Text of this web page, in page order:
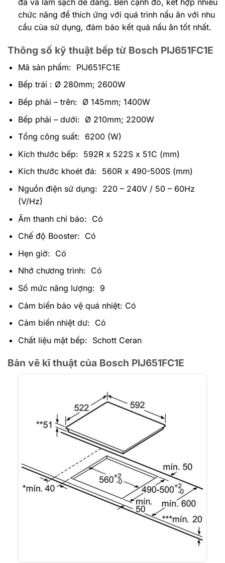
đa và làm sạch dễ dàng. Bên cạnh đó, kết hợp nhiều
chức năng để thích ứng với quá trình nấu ăn với nhu
cầu của sử dụng, đảm bảo kết quả nấu ăn tốt nhất.
Thông số kỹ thuật bếp từ Bosch PIJ651FC1E
Mã sản phẩm: PIJ651FC1E
Bếp trái : Ø 280mm; 2600W
Bếp phải – trên: Ø 145mm; 1400W
Bếp phải – dưới: Ø 210mm; 2200W
Tổng công suất: 6200 (W)
Kích thước bếp: 592R x 522S x 51C (mm)
Kích thước khoét đá: 560R x 490-500S (mm)
Nguồn điện sử dụng: 220 – 240V / 50 – 60Hz
(V/Hz)
Âm thanh chỉ báo: Có
Chế độ Booster: Có
Hẹn giờ: Có
Nhớ chương trình: Có
Số mức năng lượng: 9
Cảm biến bảo vệ quá nhiệt: Có
Cảm biến nhiệt dư: Có
Chất liệu mặt bếp: Schott Ceran
Bản vẽ kĩ thuật của Bosch PIJ651FC1E